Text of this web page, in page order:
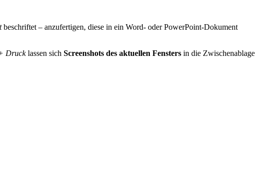
beschriftet – anzufertigen, diese in ein Word- oder PowerPoint-Dokument
Drucklassen sich Screenshots des aktuellen Fensters in die Zwischenablage